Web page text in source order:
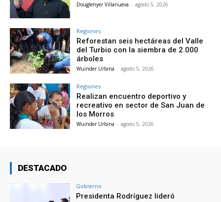
Douglenyer Villanueva - agosto 5, 2026
Regiones
Reforestan seis hectáreas del Valle
del Turbio con la siembra de 2.000
árboles
Wuinder Urbina - agosto 5, 2026
Regiones
Realizan encuentro deportivo y
recreativo en sector de San Juan de
los Morros
Wuinder Urbina - agosto 5, 2026
DESTACADO
Gobierno
Presidenta Rodríguez lideró